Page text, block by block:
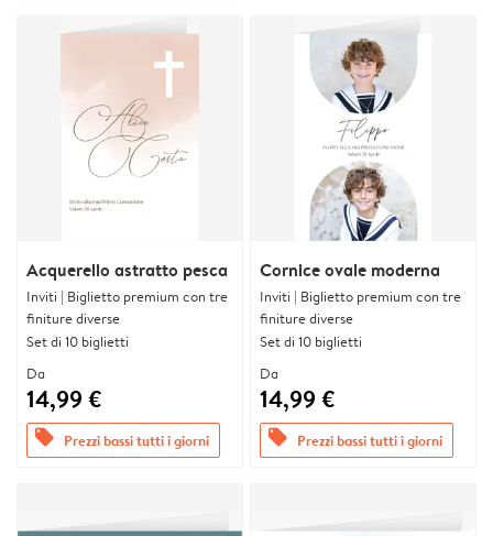
Acquerello astratto pesca
Inviti | Biglietto premium con tre
finiture diverse
Set di 10 biglietti
Da
14,99 €
offers Prezzi bassi tutti i giorni
Cornice ovale moderna
Inviti | Biglietto premium con tre
finiture diverse
Set di 10 biglietti
Da
14,99 €
offers Prezzi bassi tutti i giorni